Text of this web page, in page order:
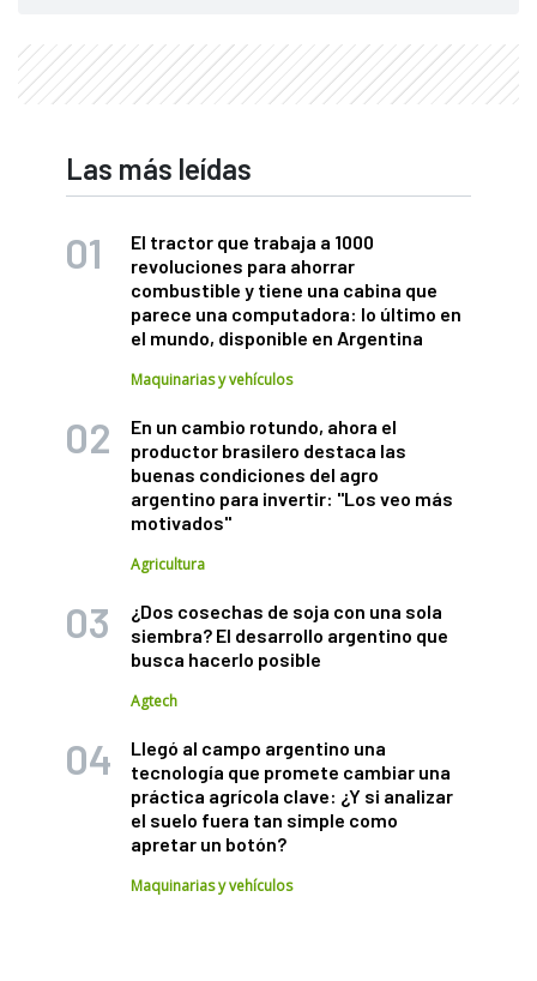
Las más leídas
El tractor que trabaja a 1000
revoluciones para ahorrar
combustible y tiene una cabina que
parece una computadora: lo último en
el mundo, disponible en Argentina
Maquinarias y vehículos
En un cambio rotundo, ahora el
productor brasilero destaca las
buenas condiciones del agro
argentino para invertir: "Los veo más
motivados"
Agricultura
¿Dos cosechas de soja con una sola
siembra? El desarrollo argentino que
busca hacerlo posible
Agtech
Llegó al campo argentino una
tecnología que promete cambiar una
práctica agrícola clave: ¿Y si analizar
el suelo fuera tan simple como
apretar un botón?
Maquinarias y vehículos